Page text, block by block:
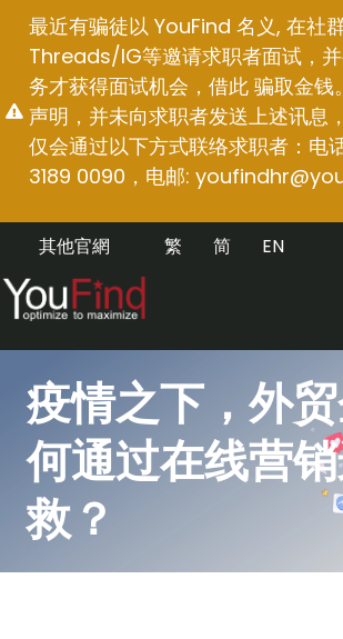
最近有骗徒以 YouFind 名义, 在社
Threads/IG等邀请求职者面试，
务才获得面试机会，借此 骗取金
声明，并未向求职者发送上述讯息
仅会通过以下方式联络求职者：电
3189 0090，电邮:
其他官網 EN
简
繁
疫情之下，外
何通过在线营
救？